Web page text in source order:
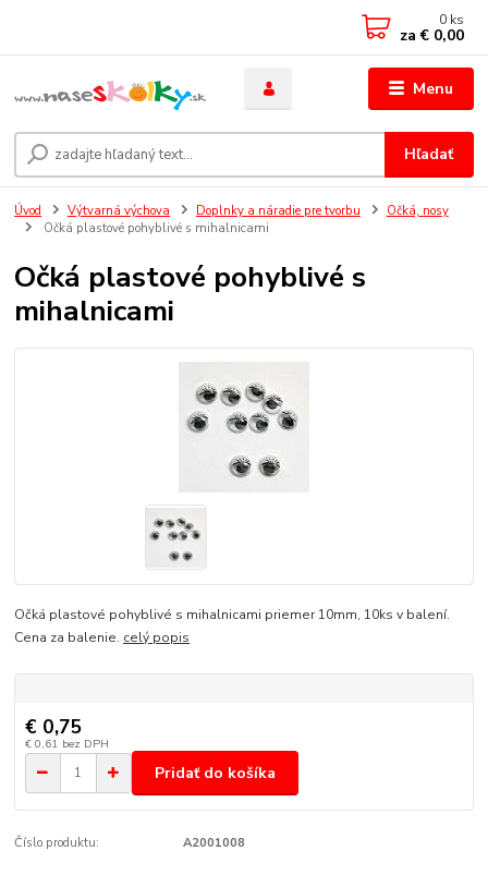
Menu
Hľadať
0 ks
za € 0,00
Úvod Výtvarná výchova Doplnky a náradie pre tvorbu
Očká, nosy
Očká plastové pohyblivé s mihalnicami
Očká plastové pohyblivé s
mihalnicami
Očká plastové pohyblivé s mihalnicami priemer 10mm, 10ks v balení.
Cena za balenie. celý popis
€ 0,75
€ 0,61 bez DPH
Pridať do košíka
Číslo produktu: A2001008